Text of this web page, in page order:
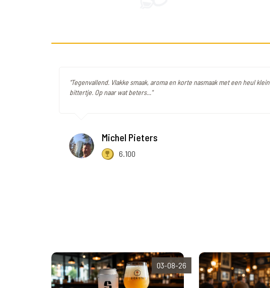
"Tegenvallend. Vlakke smaak, aroma en korte nasmaak met een heul klein
bittertje. Op naar wat beters..."
Michel Pieters
6.100
03-08-26